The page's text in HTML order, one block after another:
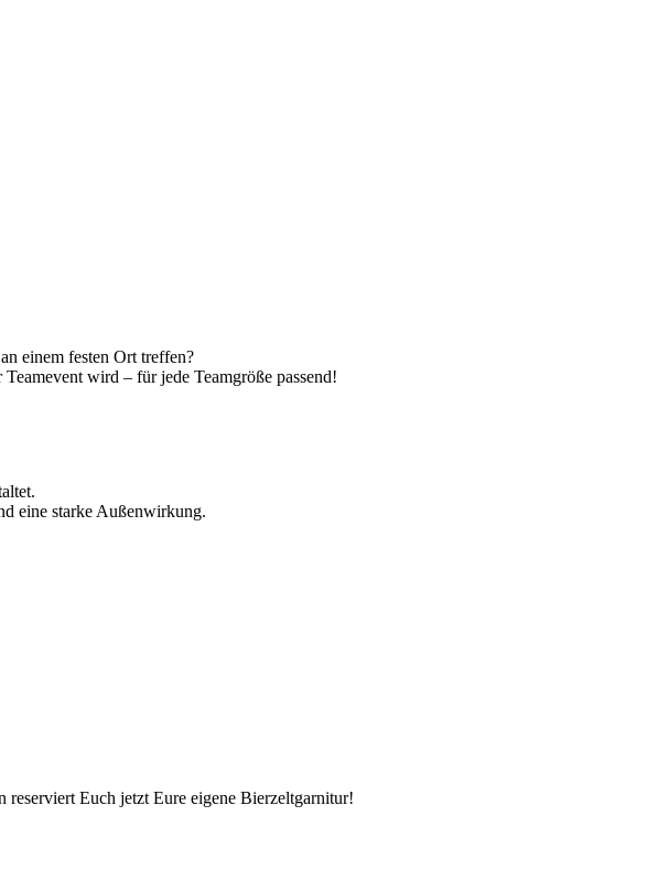
einem festen Ort treffen?
wird – für jede Teamgröße passend!
eine starke Außenwirkung.
reserviert Euch jetzt Eure eigene Bierzeltgarnitur!